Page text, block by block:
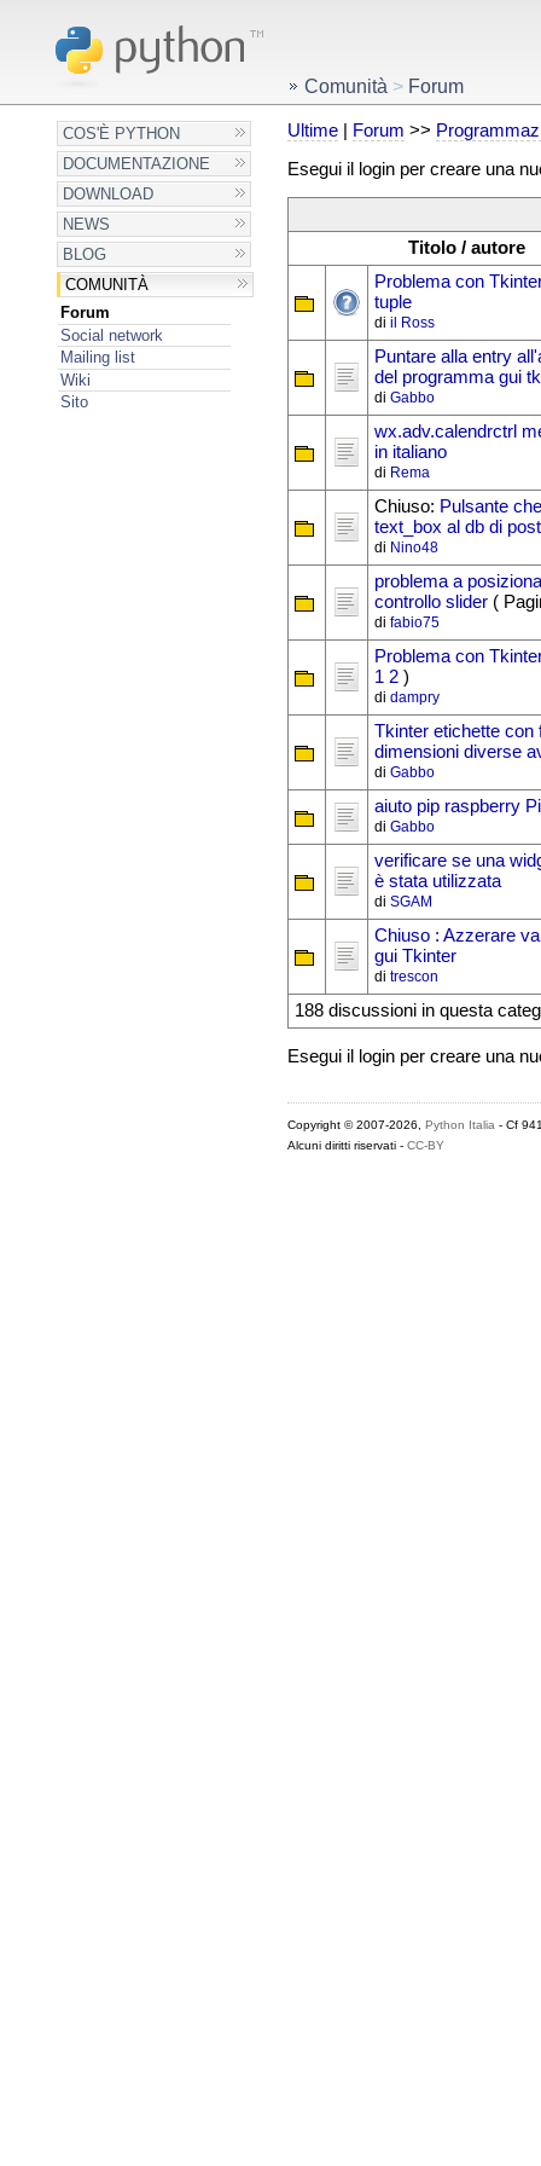
COS'È PYTHON
DOCUMENTAZIONE
DOWNLOAD
NEWS
BLOG
COMUNITÀ
Forum
Social network
Mailing list
Wiki
Sito
Comunità > Forum
Ultime| Forum >>
Esegui il login per creare una
Titolo / autore
Problema con
tuple
di il Ross
Puntare alla entry
del programma gui
di Gabbo
wx.adv.calendrctrl
in italiano
di Rema
Chiuso: Pulsante
text_box al db di
di Nino48
problema a
controllo slider(
di fabio75
Problema con
1 2)
di dampry
Tkinter etichette con
dimensioni diverse
di Gabbo
aiuto pip raspberry
di Gabbo
verificare se una
è stata utilizzata
di SGAM
Chiuso : Azzerare
gui Tkinter
di trescon
188 discussioni in questa
Esegui il login per creare una
Copyright © 2007-2026, Python Italia - Cf
Alcuni diritti riservati - CC-BY